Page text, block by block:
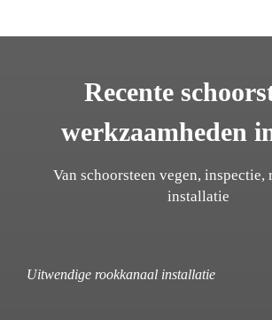
Recente
werkzaamheden
Van schoorsteen vegen, inspectie,
installatie
Uitwendige rookkanaal installatie